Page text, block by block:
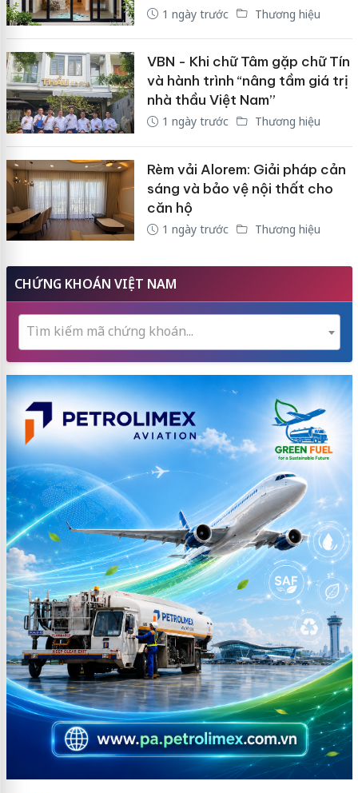
1 ngày trước Thương hiệu
VBN - Khi chữ Tâm gặp chữ Tín
và hành trình “nâng tầm giá trị
nhà thầu Việt Nam”
1 ngày trước Thương hiệu
Rèm vải Alorem: Giải pháp cản
sáng và bảo vệ nội thất cho
căn hộ
1 ngày trước Thương hiệu
CHỨNG KHOÁN VIỆT NAM
Tìm kiếm mã chứng khoán...